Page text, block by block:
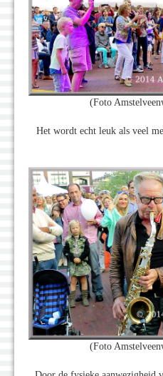
(Foto
Het wordt echt leuk als veel
(Foto